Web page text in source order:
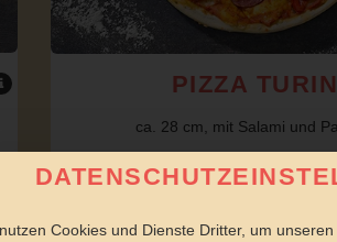
PIZZA TURIN
ca. 28 cm, mit Salami und
Cookies und Dienste Dritter, um